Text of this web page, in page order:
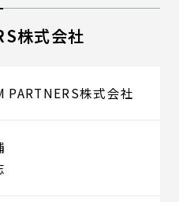
株式会社
PARTNERS株式会社